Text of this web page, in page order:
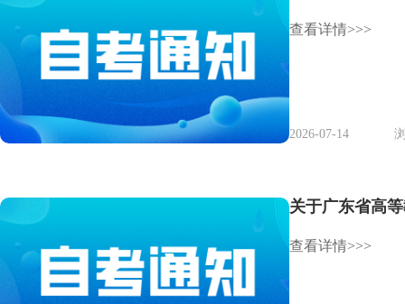
查看详情>>>
2026-07-14
关于广东省高
查看详情>>>